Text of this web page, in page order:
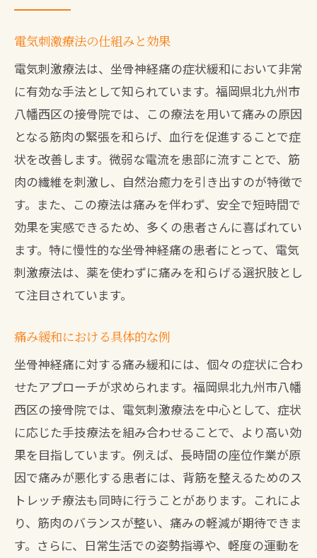
電気刺激療法の仕組みと効果
電気刺激療法は、坐骨神経痛の症状緩和において非常
に有効な手法として知られています。福岡県北九州市
八幡西区の接骨院では、この療法を用いて痛みの原因
となる筋肉の緊張を和らげ、血行を促進することで症
状を改善します。微弱な電流を患部に流すことで、筋
肉の繊維を刺激し、自然治癒力を引き出すのが特徴で
す。また、この療法は痛みを伴わず、安全で短時間で
効果を実感できるため、多くの患者さんに喜ばれてい
ます。特に慢性的な坐骨神経痛の患者にとって、電気
刺激療法は、薬を使わずに痛みを和らげる選択肢とし
て注目されています。
痛み緩和における具体的な例
坐骨神経痛に対する痛み緩和には、個々の症状に合わ
せたアプローチが求められます。福岡県北九州市八幡
西区の接骨院では、電気刺激療法を中心として、症状
に応じた手技療法を組み合わせることで、より高い効
果を目指しています。例えば、長時間の座位作業が原
因で痛みが悪化する患者には、背筋を整えるためのス
トレッチ療法も同時に行うことがあります。これによ
り、筋肉のバランスが整い、痛みの軽減が期待できま
す。さらに、日常生活での姿勢指導や、軽度の運動を